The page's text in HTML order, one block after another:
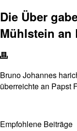
Die Über
Mühlstein an
Bruno Johannes
überreichte an Papst
Empfohlene Beiträge